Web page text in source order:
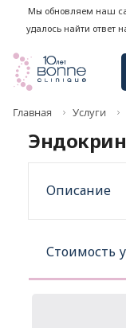
Мы обновляем наш
удалось найти ответ
Главная Услуги
Описание
Стоимость